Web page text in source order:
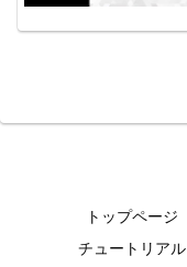
トップページ
チュートリアル